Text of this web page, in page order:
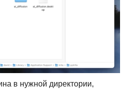
в нужной директории,